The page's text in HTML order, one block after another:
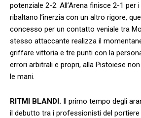
potenziale 2-2. All’Arena finisce 2-1 per
ribaltano l’inerzia con un altro rigore,
concesso per un contatto veniale tra
stesso attaccante realizza il
griffare vittoria e tre punti con la
errori arbitrali e propri, alla Pistoiese
le mani.
RITMI BLANDI. Il primo tempo degli
il debutto tra i professionisti del portiere